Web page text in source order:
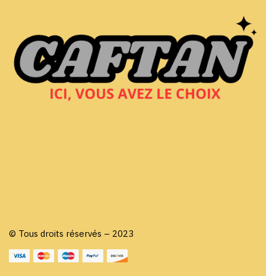
© Tous droits réservés – 2023